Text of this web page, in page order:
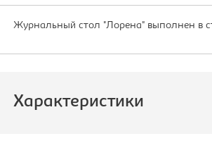
Журнальный стол "Лорена" выполнен в
Характеристики